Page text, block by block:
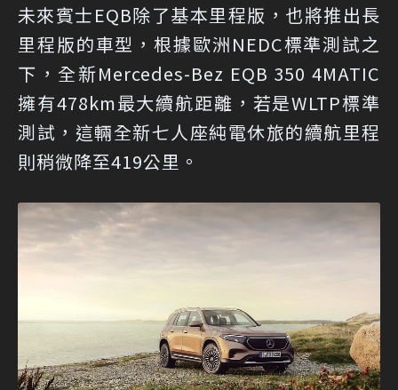
未來賓士EQB除了基本里程版，也將推出長
里程版的車型，根據歐洲NEDC標準測試之
下，全新Mercedes-Bez EQB 350 4MATIC
擁有478km最大續航距離，若是WLTP標準
測試，這輛全新七人座純電休旅的續航里程
則稍微降至419公里。